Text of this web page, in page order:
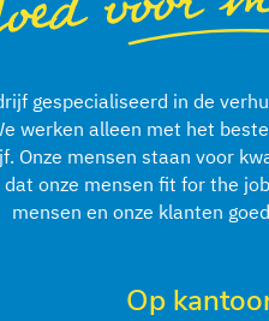
gespecialiseerd in de
werken alleen met het
Onze mensen staan voor
onze mensen fit for the
mensen en onze klanten
Op